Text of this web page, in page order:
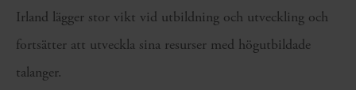
Irland lägger stor vikt vid utbildning och utveckling och
fortsätter att utveckla sina resurser med högutbildade
talanger.